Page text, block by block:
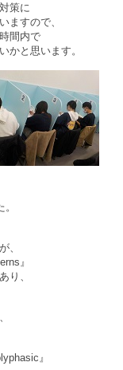
策に
ますので、
間内で
かと思います。
、
』
り、
』